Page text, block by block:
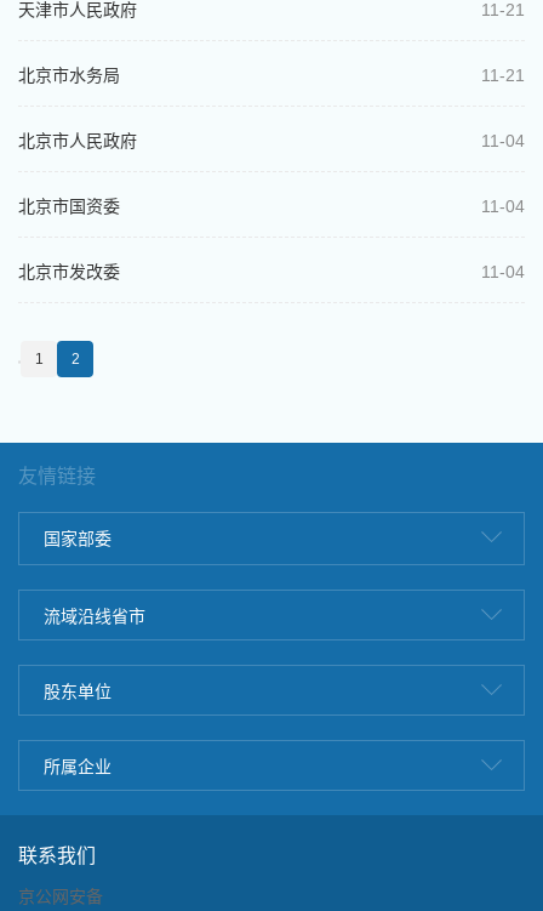
天津市人民政府 11-21
北京市水务局 11-21
北京市人民政府 11-04
北京市国资委 11-04
北京市发改委 11-04
1 2
友情链接
国家部委
流域沿线省市
股东单位
所属企业
联系我们
京公网安备